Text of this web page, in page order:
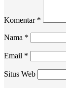
Komentar *
Nama *
Email *
Situs Web